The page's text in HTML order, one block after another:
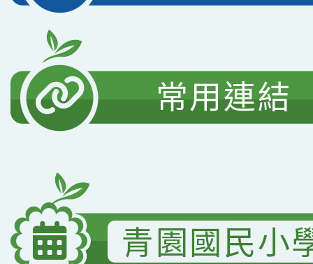
常用連結
青園國民小